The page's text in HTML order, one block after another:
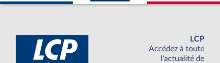
LCP
Accédez à toute
l'actualité de